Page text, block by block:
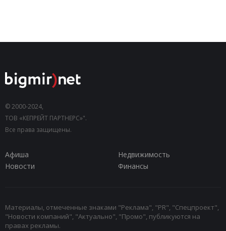
© 2000-2024,
ТОВ «КЕПРЕЙТ ПАРТНЕРС»".
Все права защищены.
Афиша
Недвижимость
Новости
Финансы
Материалы, отмеченные знаками "Реклама", "PR", "Спецпроект",
"Новости компаний", "Актуально", "Промо", публикуются на
правах рекламы.